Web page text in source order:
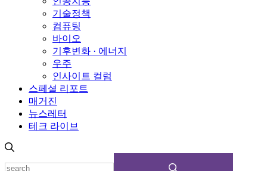
기술정책
컴퓨팅
바이오
기후변화 · 에너지
우주
인사이트 컬럼
스페셜 리포트
매거진
뉴스레터
테크 라이브